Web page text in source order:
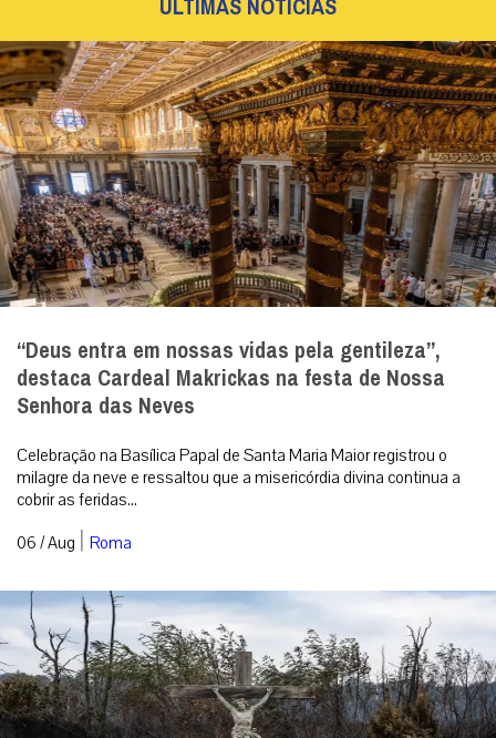
“Deus entra em nossas vidas pela gentileza”,
destaca Cardeal Makrickas na festa de Nossa
Senhora das Neves
Celebração na Basílica Papal de Santa Maria Maior registrou o
milagre da neve e ressaltou que a misericórdia divina continua a
cobrir as feridas...
06 / Aug | Roma